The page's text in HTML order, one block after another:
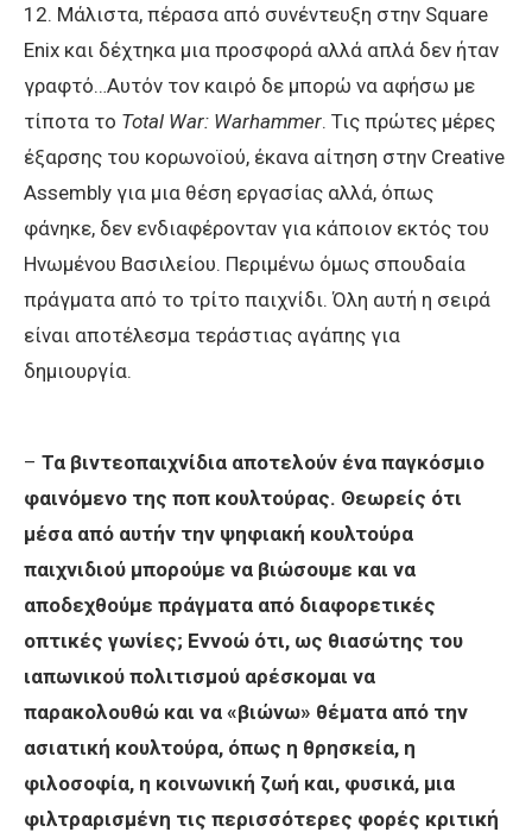
12. Μάλιστα, πέρασα από συνέντευξη στην Square
Enix και δέχτηκα μια προσφορά αλλά απλά δεν ήταν
γραφτό…Αυτόν τον καιρό δε μπορώ να αφήσω με
τίποτα το Total War: Warhammer. Τις πρώτες μέρες
έξαρσης του κορωνοϊού, έκανα αίτηση στην Creative
Assembly για μια θέση εργασίας αλλά, όπως
φάνηκε, δεν ενδιαφέρονταν για κάποιον εκτός του
Ηνωμένου Βασιλείου. Περιμένω όμως σπουδαία
πράγματα από το τρίτο παιχνίδι. Όλη αυτή η σειρά
είναι αποτέλεσμα τεράστιας αγάπης για
δημιουργία.
– Τα βιντεοπαιχνίδια αποτελούν ένα παγκόσμιο
φαινόμενο της ποπ κουλτούρας. Θεωρείς ότι
μέσα από αυτήν την ψηφιακή κουλτούρα
παιχνιδιού μπορούμε να βιώσουμε και να
αποδεχθούμε πράγματα από διαφορετικές
οπτικές γωνίες; Εννοώ ότι, ως θιασώτης του
ιαπωνικού πολιτισμού αρέσκομαι να
παρακολουθώ και να «βιώνω» θέματα από την
ασιατική κουλτούρα, όπως η θρησκεία, η
φιλοσοφία, η κοινωνική ζωή και, φυσικά, μια
φιλτραρισμένη τις περισσότερες φορές κριτική